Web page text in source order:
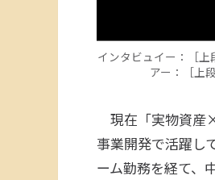
インタビュイー：［上
アー：［上
現在「実物資産
事業開発で活躍し
ーム勤務を経て、